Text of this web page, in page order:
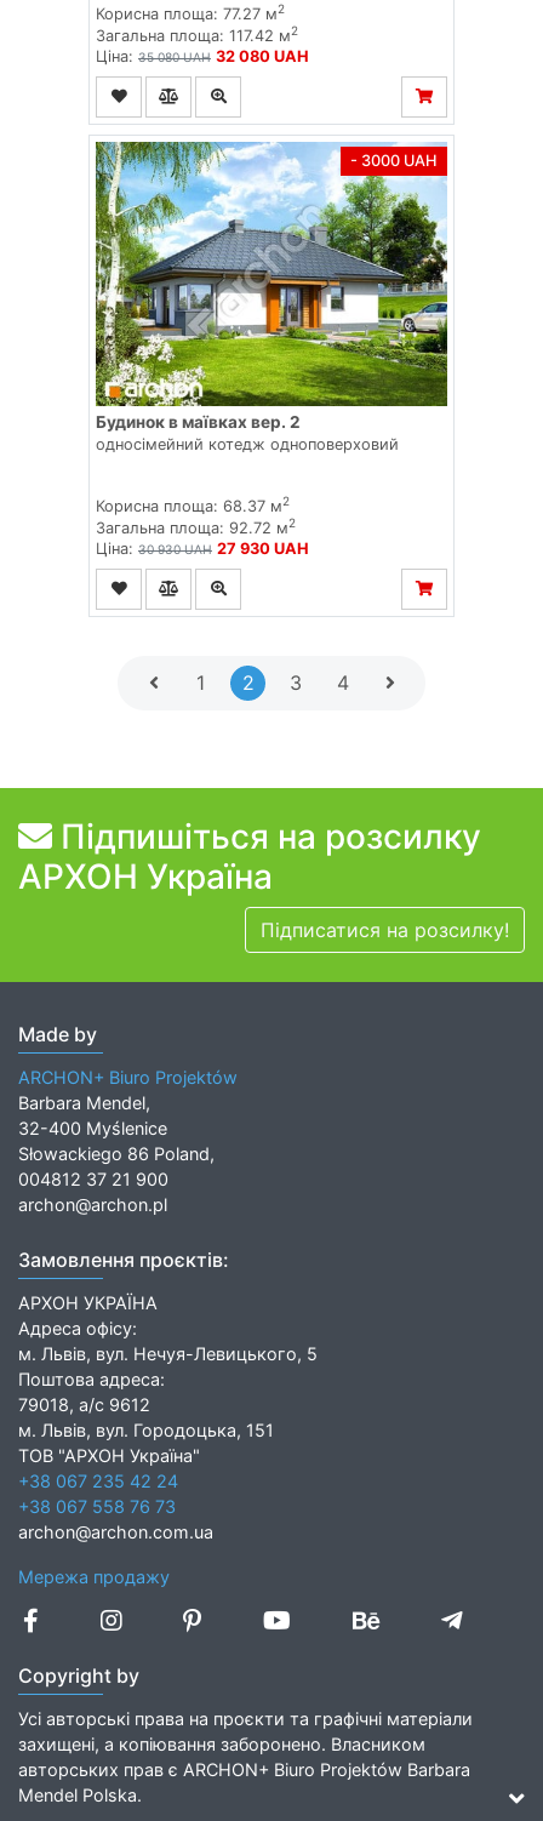
Корисна площа: 77.27 м2
Загальна площа: 117.42 м2
Ціна: 35 080 UAH 32 080 UAH
- 3000 UAH
Будинок в маївках вер. 2
односімейний котедж одноповерховий
Корисна площа: 68.37 м2
Загальна площа: 92.72 м2
Ціна: 30 930 UAH 27 930 UAH
1 2 3 4
Підпишіться на розсилку
АРХОН Україна
Підписатися на розсилку!
Made by
ARCHON+ Biuro Projektów
Barbara Mendel,
32-400 Myślenice
Słowackiego 86 Poland,
004812 37 21 900
archon@archon.pl
Замовлення проєктів:
АРХОН УКРАЇНА
Адреса офісу:
м. Львів, вул. Нечуя-Левицького, 5
Поштова адреса:
79018, а/с 9612
м. Львів, вул. Городоцька, 151
ТОВ "АРХОН Україна"
+38 067 235 42 24
+38 067 558 76 73
archon@archon.com.ua
Мережа продажу
Copyright by
Усі авторські права на проєкти та графічні матеріали
захищені, а копіювання заборонено. Власником
авторських прав є ARCHON+ Biuro Projektów Barbara
Mendel Polska.